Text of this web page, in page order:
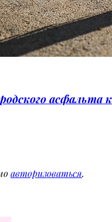
авторизоваться.